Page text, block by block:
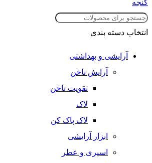
انتخاب دسته بندی
آرایشی و بهداشتی
آرایش ناخن
تقویت ناخن
لاک
لاک پاک کن
ابزار آرایشی
اسپری و عطر